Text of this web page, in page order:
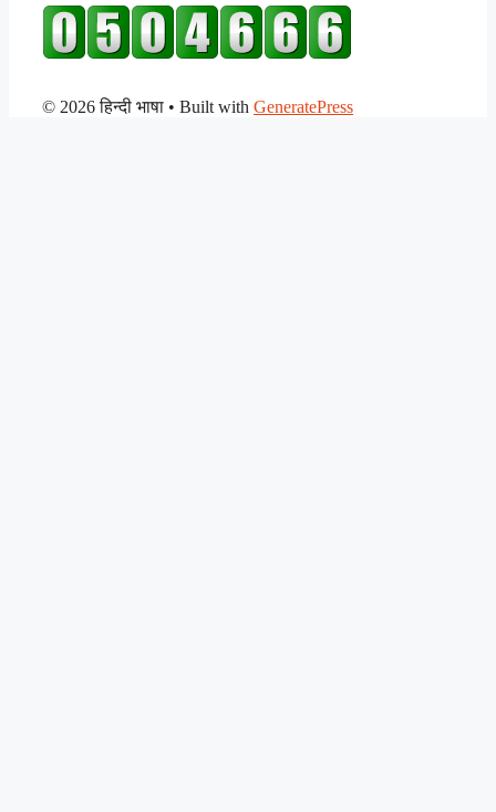
© 2026 हिन्दी भाषा • Built with GeneratePress